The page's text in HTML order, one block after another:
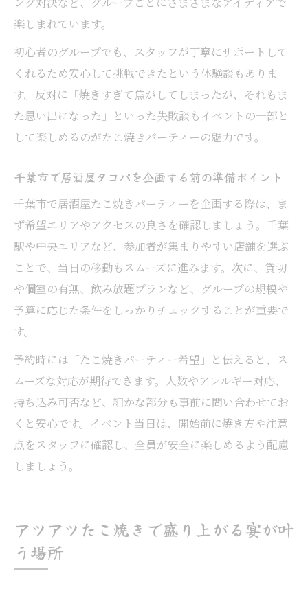
とは
千葉市居酒屋の口コミで人気タコパ演出法
を紹介
ー活用術
楽しまれています。
初心者のグループでも、スタッフが丁寧にサポートして
くれるため安心して挑戦できたという体験談もありま
す。反対に「焼きすぎて焦がしてしまったが、それもま
た思い出になった」といった失敗談もイベントの一部と
して楽しめるのがたこ焼きパーティーの魅力です。
千葉市で居酒屋タコパを企画する前の準備ポイント
千葉市で居酒屋たこ焼きパーティーを企画する際は、ま
ず希望エリアやアクセスの良さを確認しましょう。千葉
駅や中央エリアなど、参加者が集まりやすい店舗を選ぶ
ことで、当日の移動もスムーズに進みます。次に、貸切
や個室の有無、飲み放題プランなど、グループの規模や
予算に応じた条件をしっかりチェックすることが重要で
す。
予約時には「たこ焼きパーティー希望」と伝えると、ス
ムーズな対応が期待できます。人数やアレルギー対応、
持ち込み可否など、細かな部分も事前に問い合わせてお
くと安心です。イベント当日は、開始前に焼き方や注意
点をスタッフに確認し、全員が安全に楽しめるよう配慮
しましょう。
アツアツたこ焼きで盛り上がる宴が叶
う場所